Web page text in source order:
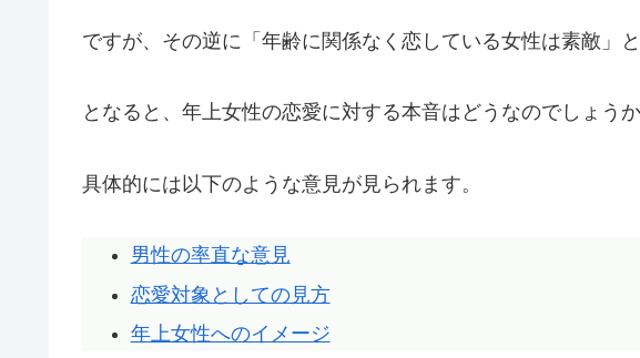
ですが、その逆に「年齢に関係なく恋している女性は素敵」
となると、年上女性の恋愛に対する本音はどうなのでしょうか
具体的には以下のような意見が見られます。
男性の率直な意見
恋愛対象としての見方
年上女性へのイメージ